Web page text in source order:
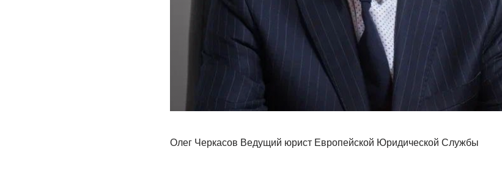
Олег Черкасов Ведущий юрист Европейской Юридической Службы